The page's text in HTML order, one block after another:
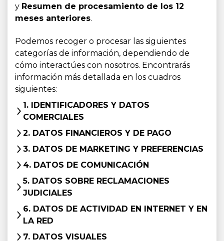
y Resumen de procesamiento de los 12
meses anteriores.
Podemos recoger o procesar las siguientes
categorías de información, dependiendo de
cómo interactúes con nosotros. Encontrarás
información más detallada en los cuadros
siguientes:
1. IDENTIFICADORES Y DATOS
COMERCIALES
2. DATOS FINANCIEROS Y DE PAGO
3. DATOS DE MARKETING Y PREFERENCIAS
4. DATOS DE COMUNICACIÓN
5. DATOS SOBRE RECLAMACIONES
JUDICIALES
6. DATOS DE ACTIVIDAD EN INTERNET Y EN
LA RED
7. DATOS VISUALES